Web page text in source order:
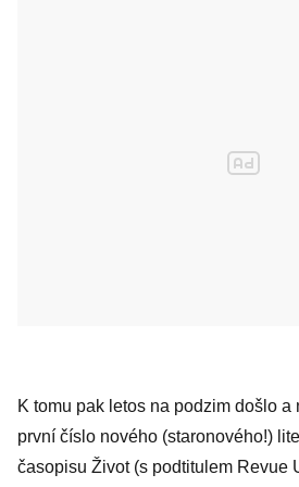
K tomu pak letos na podzim došlo a
první číslo nového (staronového!)
časopisu Život (s podtitulem Revue